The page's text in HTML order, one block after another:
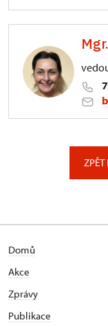
3/,
ZPĚT
Domů
Akce
Zprávy
Publikace